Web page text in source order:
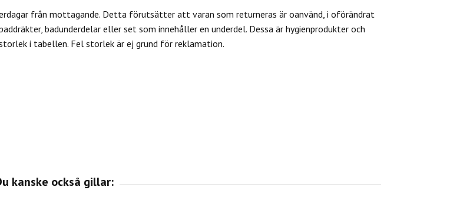
från mottagande. Detta förutsätter att varan som returneras är oanvänd, i oförändrat
badunderdelar eller set som innehåller en underdel. Dessa är hygienprodukter och
i tabellen. Fel storlek är ej grund för reklamation.